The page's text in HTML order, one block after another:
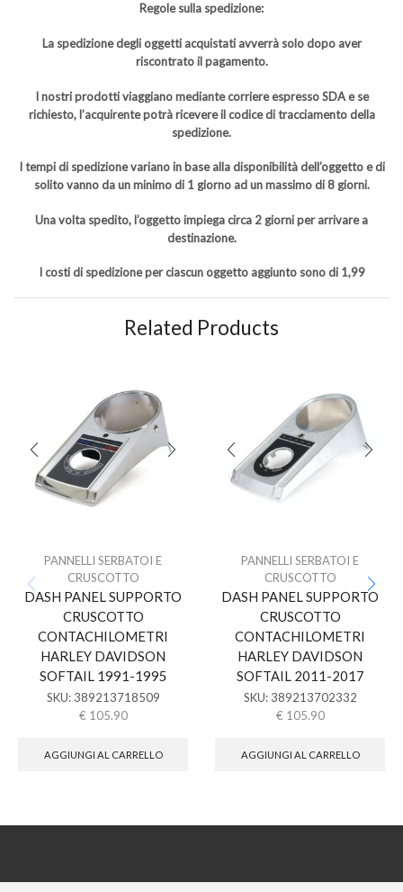
Regole sulla spedizione:
La spedizione degli oggetti acquistati avverrà solo dopo aver
riscontrato il pagamento.
I nostri prodotti viaggiano mediante corriere espresso SDA e se
richiesto, l’acquirente potrà ricevere il codice di tracciamento della
spedizione.
I tempi di spedizione variano in base alla disponibilità dell’oggetto e di
solito vanno da un minimo di 1 giorno ad un massimo di 8 giorni.
Una volta spedito, l’oggetto impiega circa 2 giorni per arrivare a
destinazione.
I costi di spedizione per ciascun oggetto aggiunto sono di 1,99
Related Products
PANNELLI SERBATOI E
CRUSCOTTO
DASH PANEL SUPPORTO
CRUSCOTTO
CONTACHILOMETRI
HARLEY DAVIDSON
SOFTAIL 1991-1995
SKU: 389213718509
€ 105.90
AGGIUNGI AL CARRELLO
PANNELLI SERBATOI E
CRUSCOTTO
DASH PANEL SUPPORTO
CRUSCOTTO
CONTACHILOMETRI
HARLEY DAVIDSON
SOFTAIL 2011-2017
SKU: 389213702332
€ 105.90
AGGIUNGI AL CARRELLO